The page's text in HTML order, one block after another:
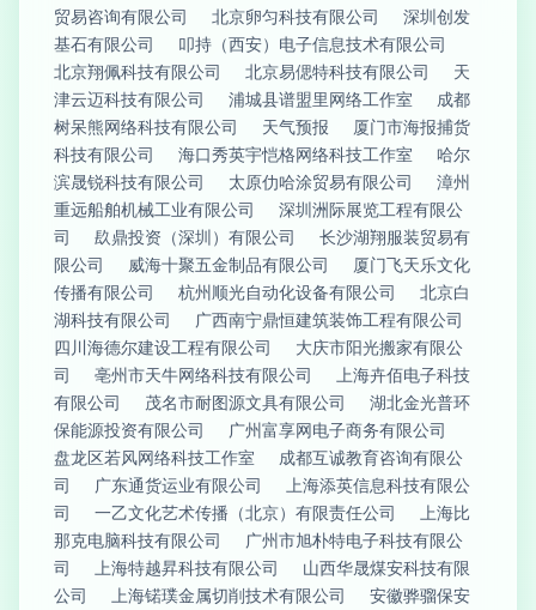
贸易咨询有限公司
北京卵匀科技有限公司
深圳创发
基石有限公司
叩持（西安）电子信息技术有限公司
北京翔佩科技有限公司
北京易偲特科技有限公司
天
津云迈科技有限公司
浦城县谱盟里网络工作室
成都
树呆熊网络科技有限公司
天气预报
厦门市海报捕货
科技有限公司
海口秀英宇恺格网络科技工作室
哈尔
滨晟锐科技有限公司
太原仂哈涂贸易有限公司
漳州
重远船舶机械工业有限公司
深圳洲际展览工程有限公
司
镹鼎投资（深圳）有限公司
长沙湖翔服装贸易有
限公司
威海十聚五金制品有限公司
厦门飞天乐文化
传播有限公司
杭州顺光自动化设备有限公司
北京白
湖科技有限公司
广西南宁鼎恒建筑装饰工程有限公司
四川海德尔建设工程有限公司
大庆市阳光搬家有限公
司
亳州市天牛网络科技有限公司
上海卉佰电子科技
有限公司
茂名市耐图源文具有限公司
湖北金光普环
保能源投资有限公司
广州富享网电子商务有限公司
盘龙区若风网络科技工作室
成都互诚教育咨询有限公
司
广东通货运业有限公司
上海添英信息科技有限公
司
一乙文化艺术传播（北京）有限责任公司
上海比
那克电脑科技有限公司
广州市旭朴特电子科技有限公
司
上海特越昇科技有限公司
山西华晟煤安科技有限
公司
上海锘璞金属切削技术有限公司
安徽骅骝保安